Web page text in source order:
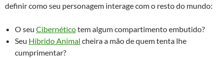
definir como seu personagem interage com o resto do mundo:
O seu Cibernéticotem algum compartimento embutido?
Seu Híbrido Animal cheira a mão de quem tenta lhe
cumprimentar?